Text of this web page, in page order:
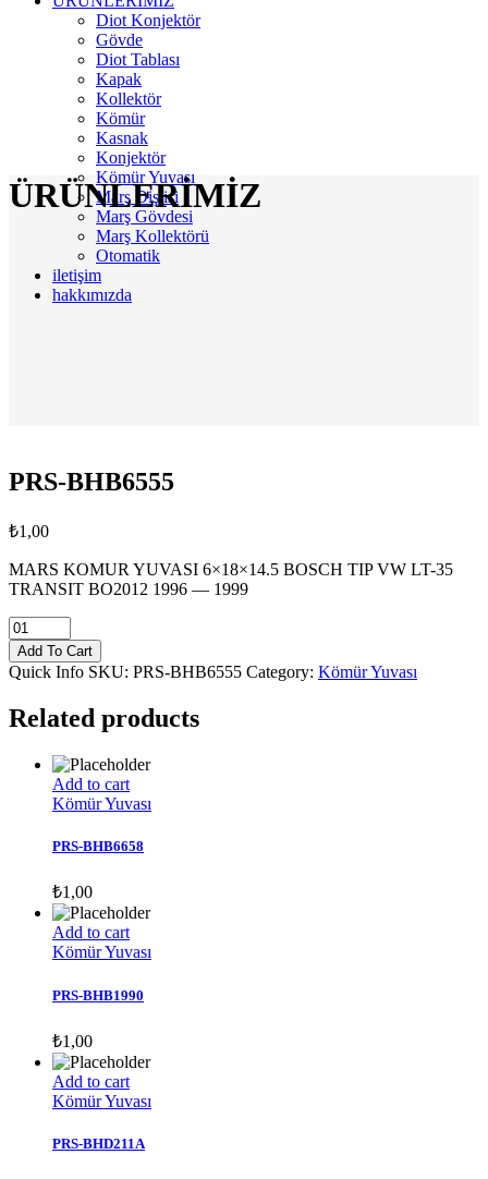
Diot Konjektör
Gövde
Diot Tablası
Kapak
Kollektör
Kömür
Kasnak
Konjektör
Kömür Yuvası
Marş Dişlisi
Marş Gövdesi
Marş Kollektörü
Otomatik
iletişim
hakkımızda
ÜRÜNLERİMİZ
PRS-BHB6555
₺1,00
MARS KOMUR YUVASI 6×18×14.5 BOSCH TIP VW LT-35
TRANSIT BO2012 1996 — 1999
PRS-
BHB6555
quantity
Add To Cart
Quick Info SKU: PRS-BHB6555 Category: Kömür Yuvası
Related products
Add to cart
Kömür Yuvası
PRS-BHB6658
₺1,00
Add to cart
Kömür Yuvası
PRS-BHB1990
₺1,00
Add to cart
Kömür Yuvası
PRS-BHD211A